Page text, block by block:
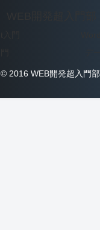
© 2016 WEB開発超入門部.